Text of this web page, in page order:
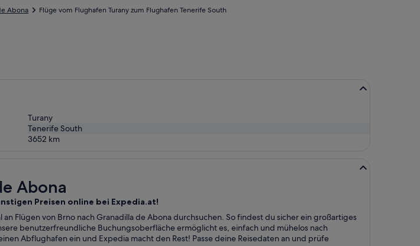
Abona Flüge vom Flughafen Turany zum Flughafen Tenerife South
Turany
Tenerife South
3652 km
Abona
Preisen online bei Expedia.at!
Flügen von Brno nach Granadilla de Abona durchsuchen. So findest du sicher ein großartiges
benutzerfreundliche Buchungsoberfläche ermöglicht es, einfach und mühelos nach
Abflughafen ein und Expedia macht den Rest! Passe deine Reisedaten an und prüfe